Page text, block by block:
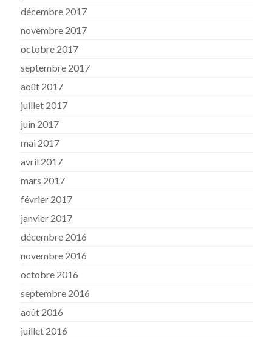
décembre 2017
novembre 2017
octobre 2017
septembre 2017
août 2017
juillet 2017
juin 2017
mai 2017
avril 2017
mars 2017
février 2017
janvier 2017
décembre 2016
novembre 2016
octobre 2016
septembre 2016
août 2016
juillet 2016